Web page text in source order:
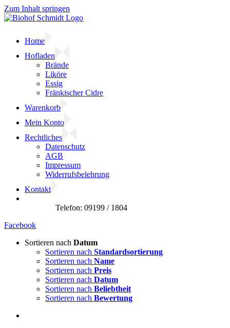
Zum Inhalt springen
Home
Hofladen
Brände
Liköre
Essig
Fränkischer Cidre
Warenkorb
Mein Konto
Rechtliches
Datenschutz
AGB
Impressum
Widerrufsbelehrung
Kontakt
Facebook
Sortieren nach Datum
Sortieren nach Standardsortierung
Sortieren nach Name
Sortieren nach Preis
Sortieren nach Datum
Sortieren nach Beliebtheit
Sortieren nach Bewertung